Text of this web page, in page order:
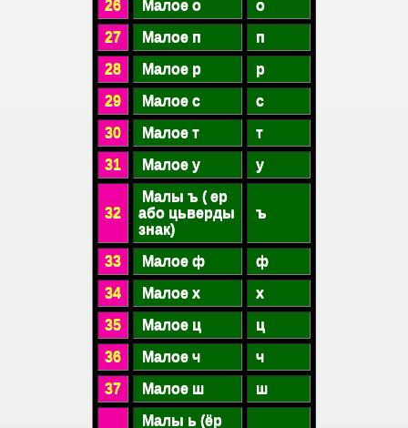
26 Малое о о
27 Малое п п
28 Малое р р
29 Малое с с
30 Малое т т
31 Малое у у
32
Малы ъ ( ер
або цьверды
знак)
ъ
33 Малое ф ф
34 Малое х х
35 Малое ц ц
36 Малое ч ч
37 Малое ш ш
Малы ь (ёр